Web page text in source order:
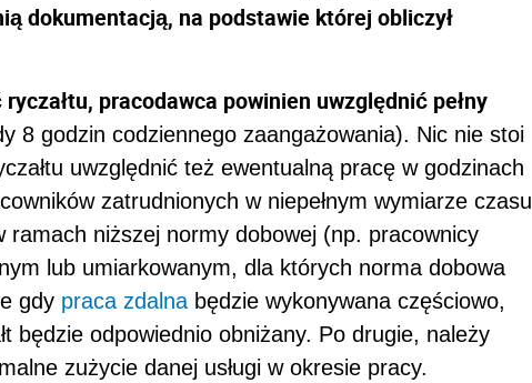
dokumentacją, na podstawie której obliczył
pracodawca powinien uwzględnić pełny
8 godzin codziennego zaangażowania). Nic nie stoi
uwzględnić też ewentualną pracę w godzinach
zatrudnionych w niepełnym wymiarze czasu
ramach niższej normy dobowej (np. pracownicy
lub umiarkowanym, dla których norma dobowa
gdy praca zdalna będzie wykonywana częściowo,
będzie odpowiednio obniżany. Po drugie, należy
zużycie danej usługi w okresie pracy.